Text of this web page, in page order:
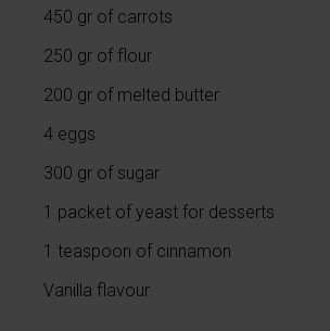
450 gr of carrots
250 gr of flour
200 gr of melted butter
4 eggs
300 gr of sugar
1 packet of yeast for desserts
1 teaspoon of cinnamon
Vanilla flavour